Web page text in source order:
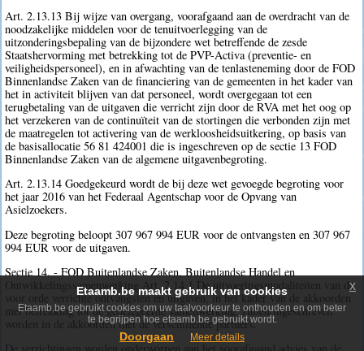
Art. 2.13.13 Bij wijze van overgang, voorafgaand aan de overdracht van de
noodzakelijke middelen voor de tenuitvoerlegging van de
uitzonderingsbepaling van de bijzondere wet betreffende de zesde
Staatshervorming met betrekking tot de PVP-Activa (preventie- en
veiligheidspersoneel), en in afwachting van de tenlasteneming door de FOD
Binnenlandse Zaken van de financiering van de gemeenten in het kader van
het in activiteit blijven van dat personeel, wordt overgegaan tot een
terugbetaling van de uitgaven die verricht zijn door de RVA met het oog op
het verzekeren van de continuïteit van de stortingen die verbonden zijn met
de maatregelen tot activering van de werkloosheidsuitkering, op basis van
de basisallocatie 56 81 424001 die is ingeschreven op de sectie 13 FOD
Binnenlandse Zaken van de algemene uitgavenbegroting.
Art. 2.13.14 Goedgekeurd wordt de bij deze wet gevoegde begroting voor
het jaar 2016 van het Federaal Agentschap voor de Opvang van
Asielzoekers.
Deze begroting beloopt 307 967 994 EUR voor de ontvangsten en 307 967
994 EUR voor de uitgaven.
Sectie 14. - FOD Buitenlandse Zaken, Buitenlandse Handel en
Ontwikkelingssamenwerking Art. 2.14.1 De uitvoeringsmodaliteiten van de
voor orde verrichte ontvangsten en uitgaven, in het kader van de akkoorden
met betrekking tot de gedelegeerde samenwerking, zullen ingeschreven
worden in de akkoorden met de verschillende partners.
Etaamb.be maakt gebruik van cookies
Etaamb.be gebruikt cookies om uw taalvoorkeur te onthouden en om beter
te begrijpen hoe etaamb.be gebruikt wordt.
Doorgaan Meer details
x